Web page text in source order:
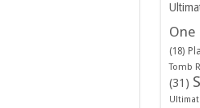
One
(18)
Tomb
(31)